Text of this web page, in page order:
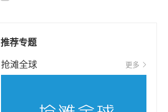
推荐专题
抢滩全球 更多